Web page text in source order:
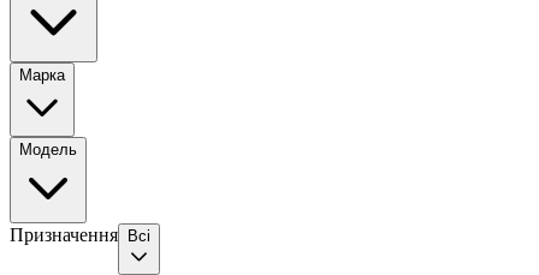
Марка
Модель
Призначення Всі